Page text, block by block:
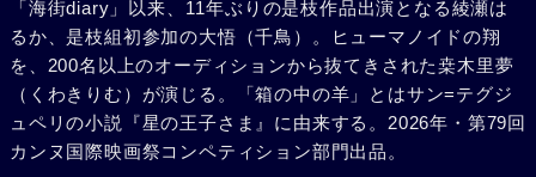
「海街diary」以来、11年ぶりの是枝作品出演となる綾瀬は
るか、是枝組初参加の大悟（千鳥）。ヒューマノイドの翔
を、200名以上のオーディションから抜てきされた桒木里夢
（くわきりむ）が演じる。「箱の中の羊」とはサン=テグジ
ュペリの小説『星の王子さま』に由来する。2026年・第79回
カンヌ国際映画祭コンペティション部門出品。